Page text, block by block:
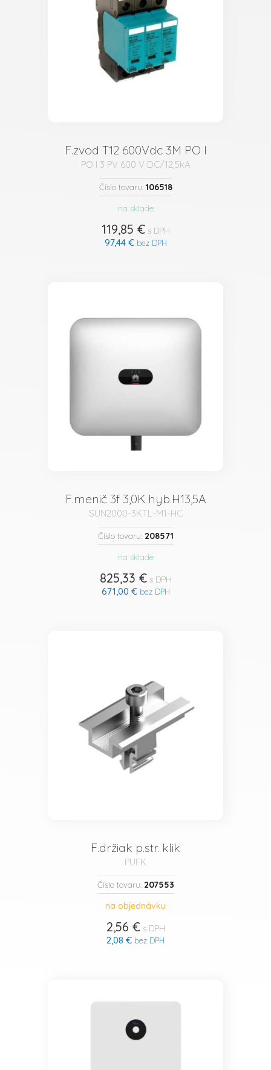
F.zvod T12 600Vdc 3M PO I
PO I 3 PV 600 V DC/12,5kA
Číslo tovaru: 106518
na sklade
119,85 €s DPH
97,44 €bez DPH
F.menič 3f 3,0K hyb.H13,5A
SUN2000-3KTL-M1-HC
Číslo tovaru: 208571
na sklade
825,33 €s DPH
671,00 €bez DPH
F.držiak p.str. klik
PUFK
Číslo tovaru: 207553
na objednávku
2,56 €s DPH
2,08 € bez DPH